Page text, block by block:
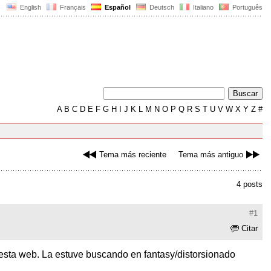
English Français Español Deutsch Italiano Português
AB C D E F G H J K L M N O P Q R S T U V W X Y Z #
Tema más reciente Tema más antiguo
4 posts
#1
Citar
web. La estuve buscando en fantasy/distorsionado